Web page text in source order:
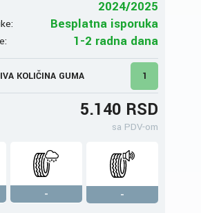
2024/2025
Besplatna isporuka
1-2 radna dana
KOLIČINA GUMA 1
5.140 RSD
sa PDV-om
-
-